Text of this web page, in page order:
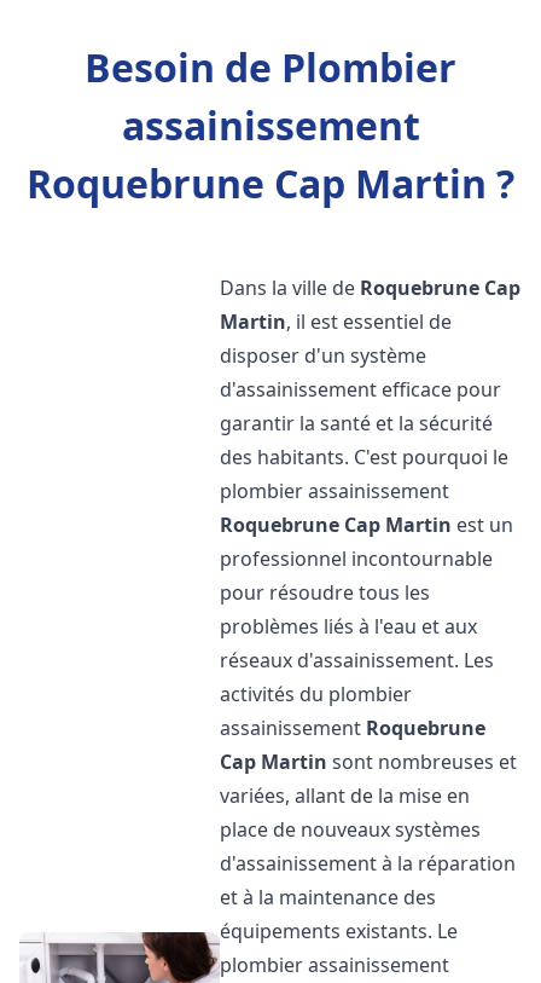
Besoin de Plombier
assainissement
Roquebrune Cap Martin ?
Dans la ville de Roquebrune Cap
Martin, il est essentiel de
disposer d'un système
d'assainissement efficace pour
garantir la santé et la sécurité
des habitants. C'est pourquoi le
plombier assainissement
Roquebrune Cap Martin est un
professionnel incontournable
pour résoudre tous les
problèmes liés à l'eau et aux
réseaux d'assainissement. Les
activités du plombier
assainissement Roquebrune
Cap Martin sont nombreuses et
variées, allant de la mise en
place de nouveaux systèmes
d'assainissement à la réparation
et à la maintenance des
équipements existants. Le
plombier assainissement